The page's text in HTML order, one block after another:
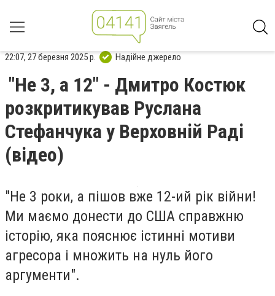
22:07, 27 березня 2025 р. Надійне джерело
"Не 3, а 12" - Дмитро Костюк
розкритикував Руслана
Стефанчука у Верховній Раді
(відео)
"Не 3 роки, а пішов вже 12-ий рік війни!
Ми маємо донести до США справжню
історію, яка пояснює істинні мотиви
агресора і множить на нуль його
аргументи".